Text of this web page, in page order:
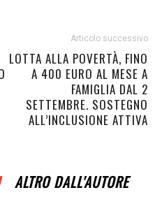
Articolo successivo
LOTTA ALLA POVERTÀ, FINO
A 400 EURO AL MESE A
FAMIGLIA DAL 2
SETTEMBRE. SOSTEGNO
ALL’INCLUSIONE ATTIVA
ALTRO DALL'AUTORE